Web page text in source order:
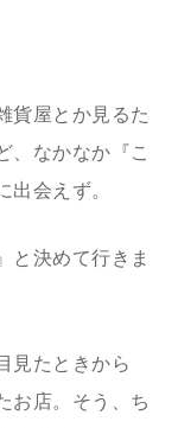
貨屋とか見るた
、なかなか『こ
出会えず。
と決めて行きま
見たときから
お店。そう、ち